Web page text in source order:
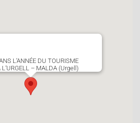
L’ANNÉE DU TOURISME
L’URGELL – MALDA (Urgell)